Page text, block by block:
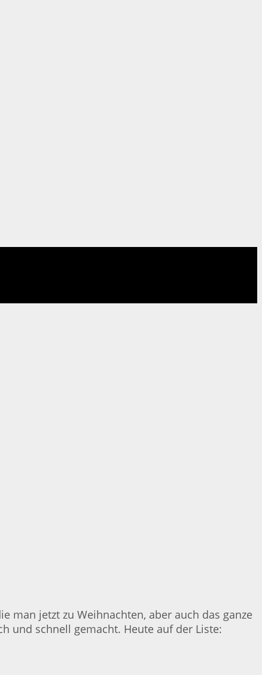
man jetzt zu Weihnachten, aber auch das ganze
und schnell gemacht. Heute auf der Liste: